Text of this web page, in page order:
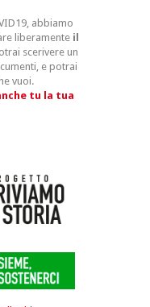
abbiamo
liberamenteil
scerivere un
e potrai
vuoi.
tu la tua